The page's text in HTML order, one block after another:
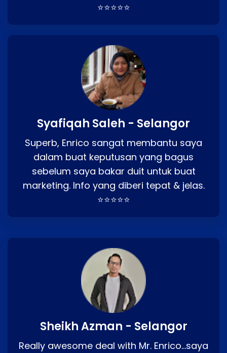
⭐⭐⭐⭐⭐
Syafiqah Saleh - Selangor
Superb, Enrico sangat membantu saya
dalam buat keputusan yang bagus
sebelum saya bakar duit untuk buat
marketing. Info yang diberi tepat & jelas.
⭐⭐⭐⭐⭐
Sheikh Azman - Selangor
Really awesome deal with Mr. Enrico…saya